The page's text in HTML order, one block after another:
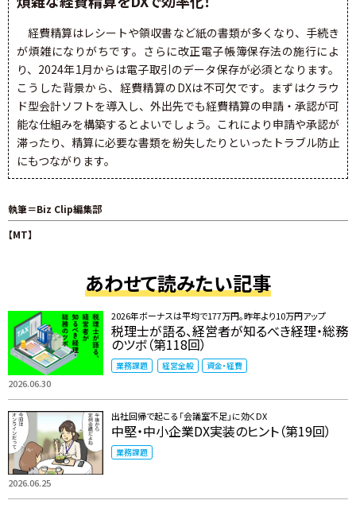
経費精算はレシートや領収書など紙の書類が多くなり、手続き
が煩雑になりがちです。さらに改正電子帳簿保存法の施行によ
り、2024年1月からは電子取引のデータ保存が必須となります。
こうした背景から、経費精算のDXは不可欠です。まずはクラウ
ド型会計ソフトを導入し、外出先でも経費精算の申請・承認が可
能な仕組みを構築するとよいでしょう。これにより申請や承認が
滞ったり、精算に必要な書類を紛失したりといったトラブル防止
にもつながります。
執筆＝Biz Clip編集部
【MT】
あわせて読みたい記事
2026.06.30
2026年ボーナスは平均で177万円。昨年より10万円アップ
税理士が語る、経営者が知るべき経理・総務
のツボ（第118回）
業務課題 経営全般 資金・経費
2026.06.25
出社回帰で起こる「会議室不足」に効くDX
中堅・中小企業DX実装のヒント（第19回）
業務課題